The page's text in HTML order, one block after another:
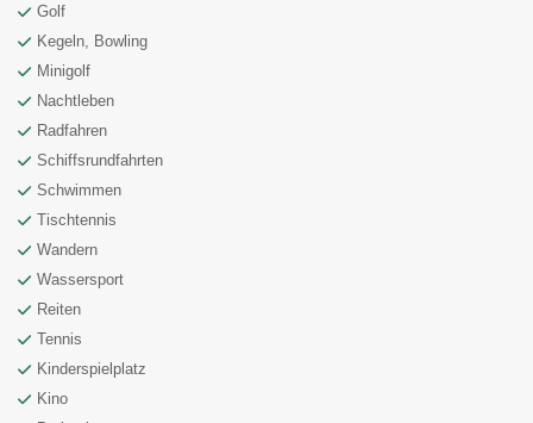
Golf
Kegeln, Bowling
Minigolf
Nachtleben
Radfahren
Schiffsrundfahrten
Schwimmen
Tischtennis
Wandern
Wassersport
Reiten
Tennis
Kinderspielplatz
Kino